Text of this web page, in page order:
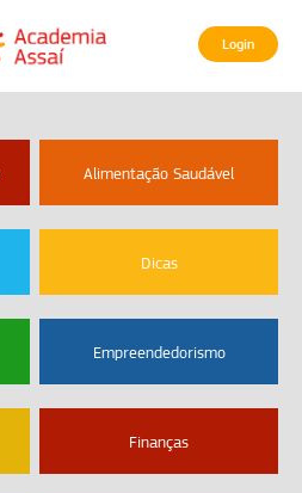
Login
Alimentação Saudável
Dicas
Empreendedorismo
Finanças